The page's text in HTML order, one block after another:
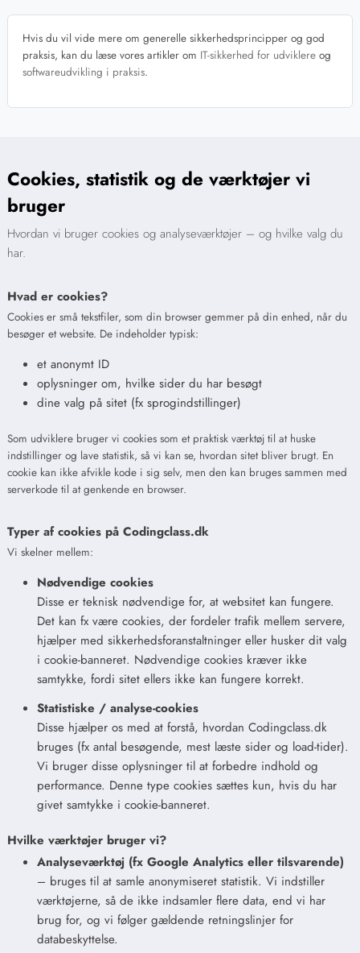
Hvis du vil vide mere om generelle sikkerhedsprincipper og god
praksis, kan du læse vores artikler om IT-sikkerhed for udviklere og
softwareudvikling i praksis.
Cookies, statistik og de værktøjer vi
bruger
Hvordan vi bruger cookies og analyseværktøjer – og hvilke valg du
har.
Hvad er cookies?
Cookies er små tekstfiler, som din browser gemmer på din enhed, når du
besøger et website. De indeholder typisk:
et anonymt ID
oplysninger om, hvilke sider du har besøgt
dine valg på sitet (fx sprogindstillinger)
Som udviklere bruger vi cookies som et praktisk værktøj til at huske
indstillinger og lave statistik, så vi kan se, hvordan sitet bliver brugt. En
cookie kan ikke afvikle kode i sig selv, men den kan bruges sammen med
serverkode til at genkende en browser.
Typer af cookies på Codingclass.dk
Vi skelner mellem:
Nødvendige cookies
Disse er teknisk nødvendige for, at websitet kan fungere.
Det kan fx være cookies, der fordeler trafik mellem servere,
hjælper med sikkerhedsforanstaltninger eller husker dit valg
i cookie-banneret. Nødvendige cookies kræver ikke
samtykke, fordi sitet ellers ikke kan fungere korrekt.
Statistiske / analyse-cookies
Disse hjælper os med at forstå, hvordan Codingclass.dk
bruges (fx antal besøgende, mest læste sider og load-tider).
Vi bruger disse oplysninger til at forbedre indhold og
performance. Denne type cookies sættes kun, hvis du har
givet samtykke i cookie-banneret.
Hvilke værktøjer bruger vi?
Analyseværktøj (fx Google Analytics eller tilsvarende)
– bruges til at samle anonymiseret statistik. Vi indstiller
værktøjerne, så de ikke indsamler flere data, end vi har
brug for, og vi følger gældende retningslinjer for
databeskyttelse.